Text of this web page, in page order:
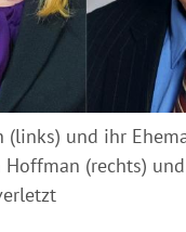
(links) und ihr
Hoffman (rechts)